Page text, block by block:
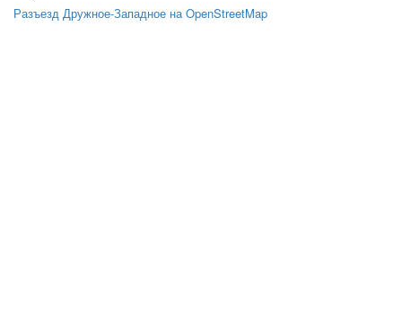
Разъезд Дружное-Западное на OpenStreetMap